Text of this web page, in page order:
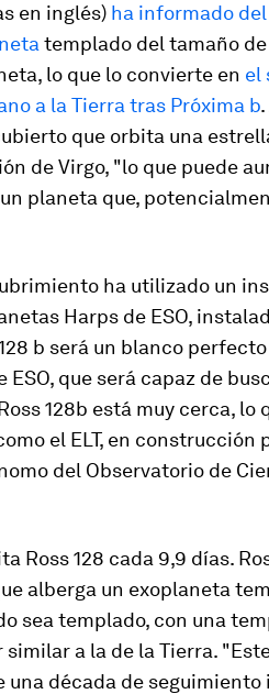
en inglés) ha informado del
templado del tamaño de
lo que lo convierte en el
a la Tierra tras Próxima b
que orbita una
de Virgo, "lo que puede
planeta que,
ha utilizado un
Harps de ESO,
b será un blanco
ESO, que será capaz de
128b está muy cerca, lo
el ELT, en construcción
del Observatorio de
Ross 128 cada 9,9 días.
alberga un exoplaneta
sea templado, con una
a la de la Tierra.
una década de